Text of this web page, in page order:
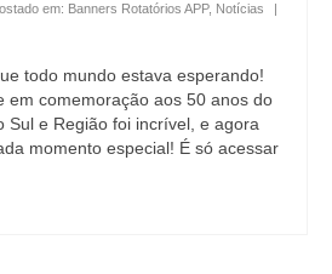
em: Banners Rotatórios APP, Notícias
|
todo mundo estava esperando!
em comemoração aos 50 anos do
Sul e Região foi incrível, e agora
momento especial! É só acessar